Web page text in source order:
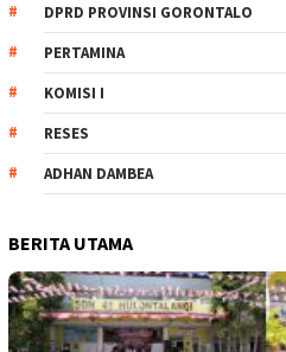
DPRD PROVINSI GORONTALO
PERTAMINA
KOMISI I
RESES
ADHAN DAMBEA
BERITA UTAMA